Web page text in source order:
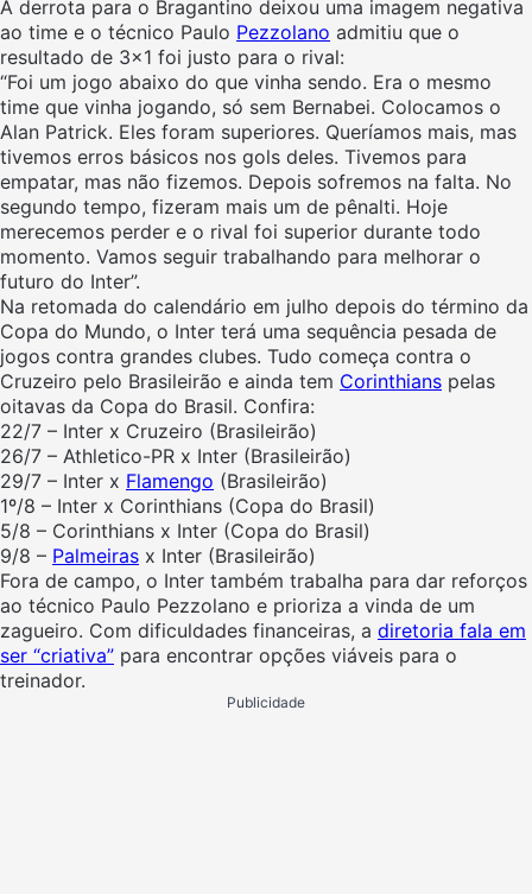
A derrota para o Bragantino deixou uma imagem negativa
ao time e o técnico Paulo Pezzolano admitiu que o
resultado de 3×1 foi justo para o rival:
“Foi um jogo abaixo do que vinha sendo. Era o mesmo
time que vinha jogando, só sem Bernabei. Colocamos o
Alan Patrick. Eles foram superiores. Queríamos mais, mas
tivemos erros básicos nos gols deles. Tivemos para
empatar, mas não fizemos. Depois sofremos na falta. No
segundo tempo, fizeram mais um de pênalti. Hoje
merecemos perder e o rival foi superior durante todo
momento. Vamos seguir trabalhando para melhorar o
futuro do Inter”.
Na retomada do calendário em julho depois do término da
Copa do Mundo, o Inter terá uma sequência pesada de
jogos contra grandes clubes. Tudo começa contra o
Cruzeiro pelo Brasileirão e ainda tem Corinthians pelas
oitavas da Copa do Brasil. Confira:
22/7 – Inter x Cruzeiro (Brasileirão)
26/7 – Athletico-PR x Inter (Brasileirão)
29/7 – Inter x Flamengo (Brasileirão)
1º/8 – Inter x Corinthians (Copa do Brasil)
5/8 – Corinthians x Inter (Copa do Brasil)
9/8 – Palmeiras x Inter (Brasileirão)
Fora de campo, o Inter também trabalha para dar reforços
ao técnico Paulo Pezzolano e prioriza a vinda de um
zagueiro. Com dificuldades financeiras, a diretoria fala em
ser “criativa” para encontrar opções viáveis para o
treinador.
Publicidade